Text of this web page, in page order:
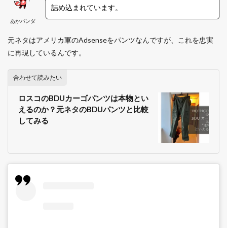
あかパンダ
詰め込まれています。
元ネタはアメリカ軍のAdsenseをパンツなんですが、これを忠実
に再現しているんです。
合わせて読みたい
ロスコのBDUカーゴパンツは本物とい
えるのか？元ネタのBDUパンツと比較
してみる